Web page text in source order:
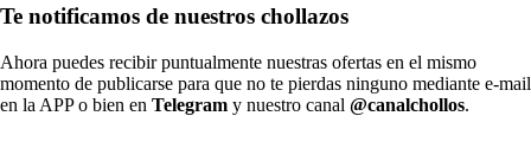
Te notificamos de nuestros chollazos
Ahora puedes recibir puntualmente nuestras ofertas en el mismo
momento de publicarse para que no te pierdas ninguno mediante e-mail
en la APP o bien en Telegram y nuestro canal @canalchollos.